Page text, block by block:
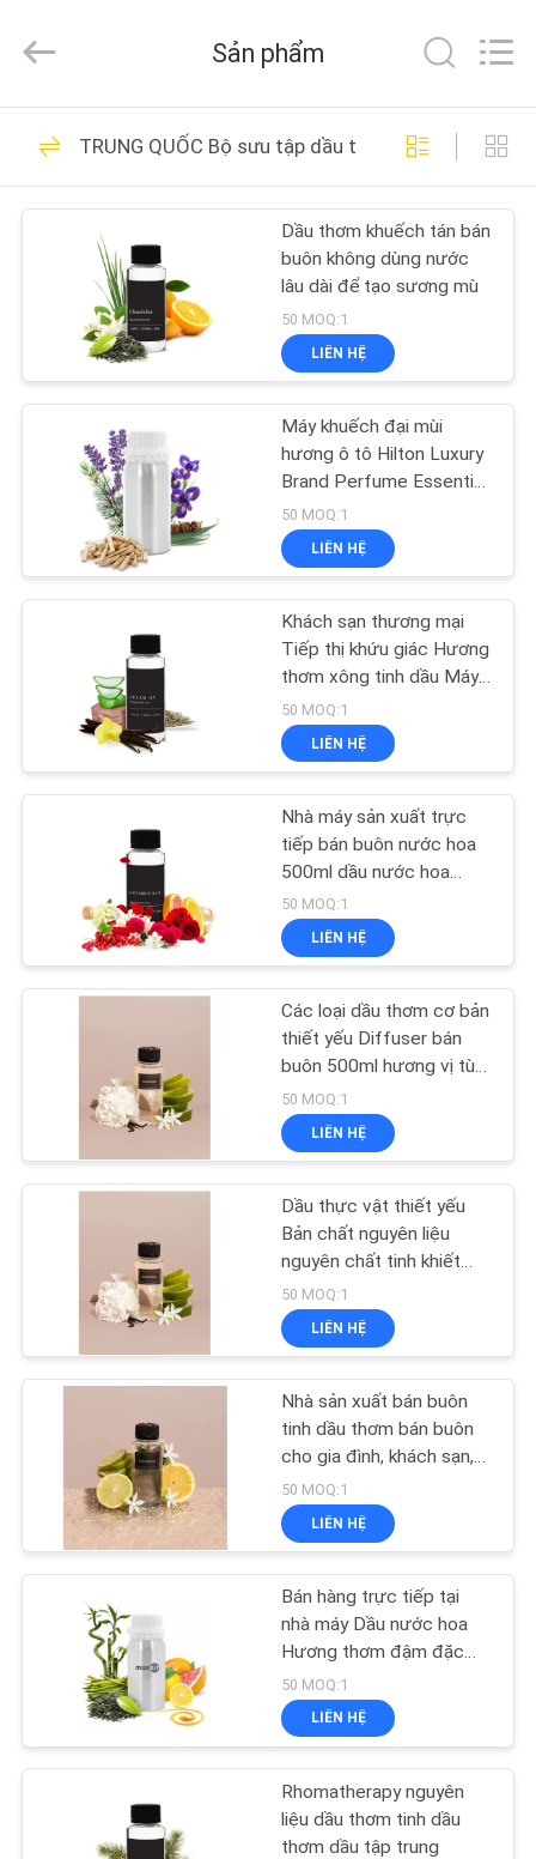
NHÀ
CÁC
PHẨM
CHÚNG
THAM
QUAN
NHÀ
CHẤT
HỆ
CHÚNG
CẦU
BÁO
SHOPPING
ONLINE
TRANG
WEB
PRIVACY
POLICY
Maxwin
Industrial
All
Reserved.
Máy tạo mùi hương
140
máy khuếch tán mùi
hương
89
Máy khuếch tán
hương thơm không
khí
49
Bộ sưu tập dầu
thơm của khách sạn
Máy khuếch tán tinh
dầu
39
Máy khuếch tán
hương liệu
57
Máy khuếch tán
hương thơm không
nước
Sản phẩm
TRUNG QUỐC Bộ sưu tập dầu thơm của khách sạn
Dầu thơm khuếch tán bán
buôn không dùng nước
lâu dài để tạo sương mù
50 MOQ:1
LIÊN HỆ
Máy khuếch đại mùi
hương ô tô Hilton Luxury
Brand Perfume Essential
Oil
50 MOQ:1
LIÊN HỆ
Khách sạn thương mại
Tiếp thị khứu giác Hương
thơm xông tinh dầu Máy
khuếch tán tinh dầu trị
liệu không cần nước
50 MOQ:1
LIÊN HỆ
Nhà máy sản xuất trực
tiếp bán buôn nước hoa
500ml dầu nước hoa
không gian hương thơm
50 MOQ:1
LIÊN HỆ
Các loại dầu thơm cơ bản
thiết yếu Diffuser bán
buôn 500ml hương vị tùy
chỉnh dầu công nghiệp
cao cấp
50 MOQ:1
LIÊN HỆ
Dầu thực vật thiết yếu
Bản chất nguyên liệu
nguyên chất tinh khiết
nồng độ bán buôn 500ml
Nước hoa
50 MOQ:1
LIÊN HỆ
Nhà sản xuất bán buôn
tinh dầu thơm bán buôn
cho gia đình, khách sạn,
văn phòng Tinh dầu
khuếch tán trị liệu không
cần nước
50 MOQ:1
LIÊN HỆ
Bán hàng trực tiếp tại
nhà máy Dầu nước hoa
Hương thơm đậm đặc
Thương hiệu Dầu thơm
khuếch tán tinh dầu
50 MOQ:1
LIÊN HỆ
Rhomatherapy nguyên
liệu dầu thơm tinh dầu
thơm dầu tập trung